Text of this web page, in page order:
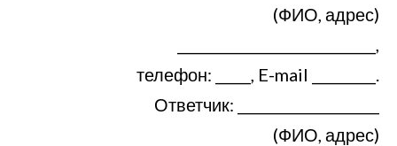
(ФИО, адрес)
____________________________,
телефон: _____, E-mail _________.
Ответчик: ____________________
(ФИО, адрес)